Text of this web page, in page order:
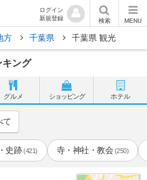
ログイン
新規登録
検索 MENU
方 千葉県 千葉県 観光
キング
グルメ ショッピング ホテル
て
史跡 (421) 寺・神社・教会 (250)